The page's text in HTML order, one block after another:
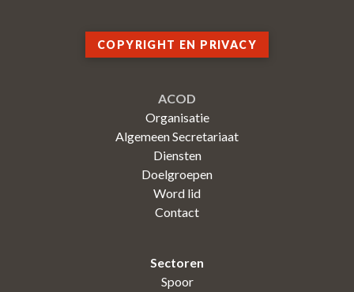
COPYRIGHT EN PRIVACY
ACOD
Organisatie
Algemeen Secretariaat
Diensten
Doelgroepen
Word lid
Contact
Sectoren
Spoor